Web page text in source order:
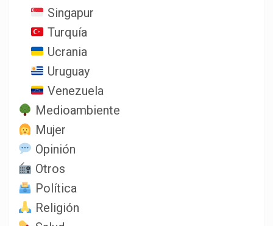
Singapur
Turquía
Ucrania
Uruguay
Venezuela
Medioambiente
Mujer
Opinión
Otros
Política
Religión